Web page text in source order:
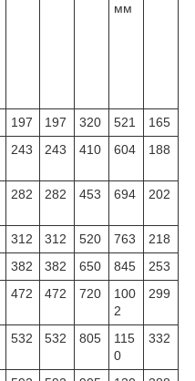
мм
197 197 320 521
165
243 243 410 604 188
282 282 453 694 202
312 312 520 763
218
382 382 650 845
253
472 472 720
100
2
299
532 532 805
115
0
332